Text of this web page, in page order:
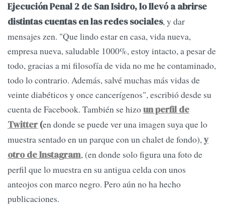
Ejecución Penal 2 de San Isidro, lo llevó a abrirse
distintas cuentas en las redes sociales, y dar
mensajes zen. "Que lindo estar en casa, vida nueva,
empresa nueva, saludable 1000%, estoy intacto, a pesar de
todo, gracias a mi filosofía de vida no me he contaminado,
todo lo contrario. Además, salvé muchas más vidas de
veinte diabéticos y once cancerígenos", escribió desde su
cuenta de Facebook. También se hizoun perfil de
Twitter (en donde se puede ver una imagen suya que lo
muestra sentado en un parque con un chalet de fondo),y
otro de Instagram, (en donde solo figura una foto de
perfil que lo muestra en su antigua celda con unos
anteojos con marco negro. Pero aún no ha hecho
publicaciones.